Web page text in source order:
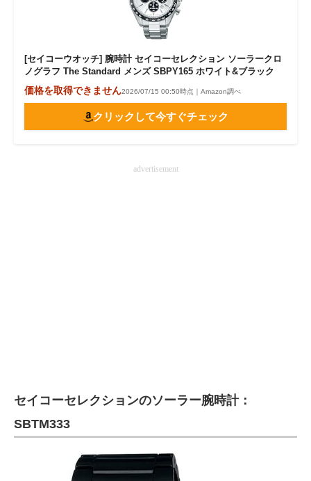
[セイコーウオッチ] 腕時計 セイコーセレクション ソーラークロ
ノグラフ The Standard メンズ SBPY165 ホワイト&ブラック
価格を取得できません2026/07/15 00:50時点｜Amazon調べ
クリックして今すぐチェック
advertisement
セイコーセレクションのソーラー腕時計：
SBTM333